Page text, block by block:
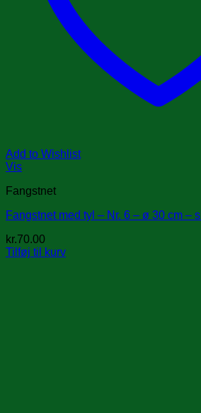
Add to Wishlist
Vis
Fangstnet
Fangstnet med tyl – Nr. 6 – ø 30 cm –
kr.70.00
Tilføj til kurv